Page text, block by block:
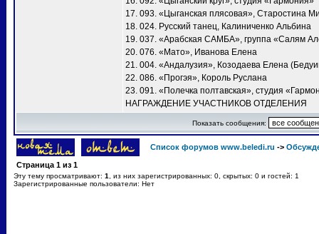
17. 093. «Цыганская плясовая», Старостина
18. 024. Русский танец, Калиниченко Альбина
19. 037. «Арабская САМБА», группа «Салям
20. 076. «Мато», Иванова Елена
21. 004. «Андалузия», Козодаева Елена
22. 086. «Прогэя», Король Руслана
23. 091. «Полечка полтавская», студия
НАГРАЖДЕНИЕ УЧАСТНИКОВ ОТДЕЛЕНИЯ
Показать сообщения:
Список форумов www.beledi.ru ->
Страница 1 из 1
Эту тему просматривают: 1
, из них зарегистрированных: 0, скрытых: 0 и гостей: 1
Зарегистрированные пользователи: Нет